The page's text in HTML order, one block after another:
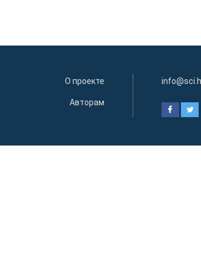
О проекте
Авторам